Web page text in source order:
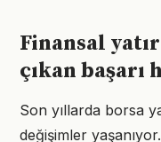
Finansal
çıkan
Son yıllarda borsa
değişimler